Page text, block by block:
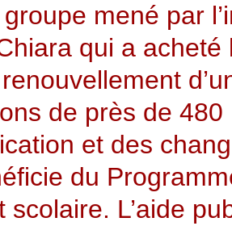
groupe mené par
qui a
de près de
et des
du
scolaire. L’aide